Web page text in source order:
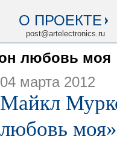
О ПРОЕКТЕ
post@artelectronics.ru
любовь моя
04 марта 2012
Майкл
любовь моя»